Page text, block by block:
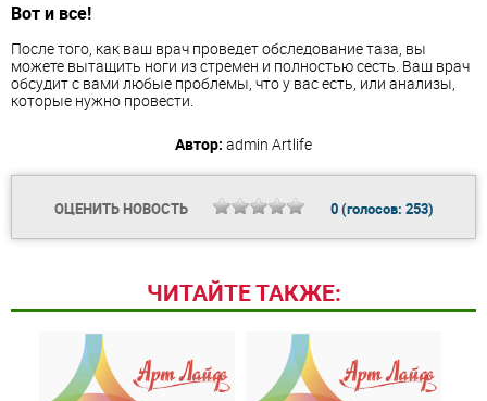
Вот и все!
После того, как ваш врач проведет обследование таза, вы
можете вытащить ноги из стремен и полностью сесть. Ваш врач
обсудит с вами любые проблемы, что у вас есть, или анализы,
которые нужно провести.
Автор: admin Artlife
ОЦЕНИТЬ НОВОСТЬ 0(голосов: 253)
ЧИТАЙТЕ ТАКЖЕ: